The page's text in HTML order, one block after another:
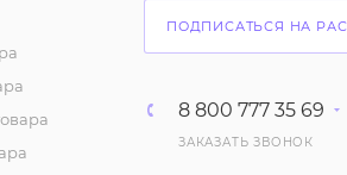
ПОДПИСАТЬСЯ НА
8 800 777 35 69
ЗАКАЗАТЬ ЗВОНОК